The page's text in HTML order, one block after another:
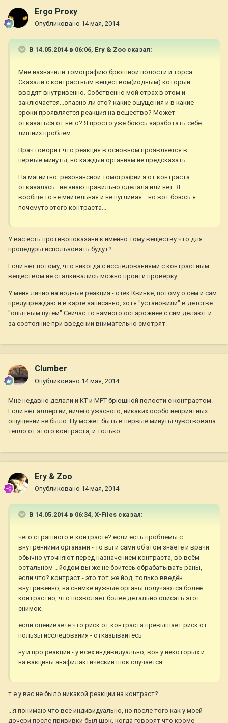
Ergo Proxy
Опубликовано 14 мая, 2014
В 14.05.2014 в 06:06, Ery & Zoo сказал:
Мне назначили томографию брюшной полости и торса.
Сказали с контрастным веществом(йодным) который
вводят внутривенно. Собственно мой страх в этом и
заключается...опасно ли это? какие ощущения и в какие
сроки проявляется реакция на вещество? Может
отказаться от него? Я просто уже боюсь заработать себе
лишних проблем.
Врач говорит что реакция в основном проявляется в
первые минуты, но каждый организм не предсказать.
На магнитно. резонансной томографии я от контраста
отказалась.. не знаю правильно сделала или нет. Я
вообще.то не мнительная и не пугливая... но вот боюсь я
почемуто этого контраста...
У вас есть противопоказани к именно тому веществу что для
процедуры использовать будут?
Если нет потому, что никогда с исследованиями с контрастным
веществом не сталкивались можно пройти проверку.
У меня лично на йодные реакция - отек Квинке, потому о сем и сам
предупреждаю и в карте записанно, хотя "установили" в детстве
"опытным путем".Сейчас то намного остарожнее с сим делают и
за состояние при введении внимательно смотрят.
Clumber
Опубликовано 14 мая, 2014
Мне недавно делали и КТ и МРТ брюшной полости с контрастом.
Если нет аллергии, ничего ужасного, никаких особо неприятных
ощущений не было. Ну может быть в первые минуты чувствовала
тепло от этого контраста, и только.
Ery & Zoo
Опубликовано 14 мая, 2014
В 14.05.2014 в 06:34, X-Files сказал:
чего страшного в контрасте? если есть проблемы с
внутренними органами - то вы и сами об этом знаете и врачи
обычно уточняют перед назначением контраста, во всём
остальном .. йодом вы же не боитесь обрабатывать раны,
если что? контраст - это тот же йод, только введён
внутривенно, на снимке нужные органы получаются более
контрастно, что позволяет более детально описать этот
снимок.
если оцениваете что риск от контраста превышает риск от
пользы исследования - отказывайтесь
ну и про реакции - у всех индивидуально, вон у некоторых и
на вакцины анафилактический шок случается
т.е у вас не было никакой реакции на контраст?
...я понимаю что все индивидуально, но после того как у моей
дочери после прививки был шок, когда говорят что кроме